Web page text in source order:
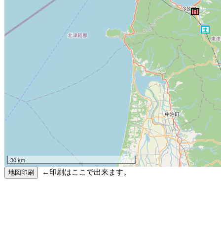
30 km
←印刷はここで出来ます。